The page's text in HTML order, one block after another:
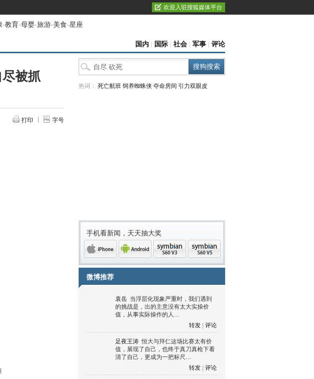
欢迎入驻搜狐媒体平台
-教育-母婴-旅游-美食-星座
国内 国际 社会 军事 评论
被抓
打印 字号
热词： 死亡航班 饲养蜘蛛侠 夺命房间 引力双眼皮
手机看新闻，天天抽大奖
Android symbian
微博推荐
袁岳 当浮层化现象严重时，我们遇到
的挑战是，出的主意没有太大实操价
值，从事实际操作的人…
转发
评论
足夜王涛 恒大与拜仁这场比赛太有价
值，展现了自己，也终于真刀真枪下看
清了自己，更成为一把标尺…
转发
评论